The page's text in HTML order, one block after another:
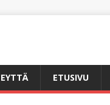
ETUSIVU